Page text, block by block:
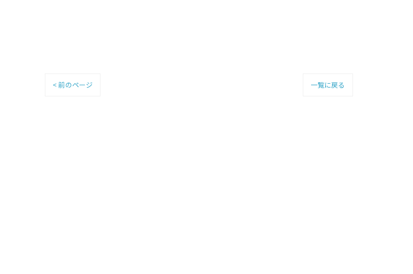
< 前のページ 一覧に戻る